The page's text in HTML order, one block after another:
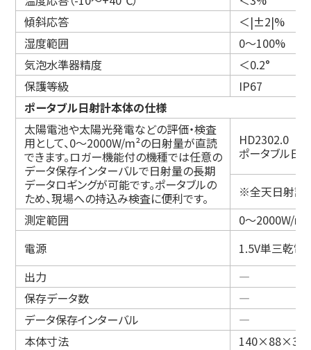
傾斜応答
＜|±2|%
湿度範囲
0～100%
気泡水準器精度
＜0.2°
保護等級
IP67
ポータブル日射計本体の仕様
太陽電池や太陽光発電などの評価・検査
用として、0～2000W/m²の日射量が直読
できます。ロガー機能付の機種では任意の
データ保存インターバルで日射量の長期
データロギングが可能です。ポータブルの
ため、現場への持込み検査に便利です。
HD2302.0
ポータブル日
※全天日射計
測定範囲
0～2000W/m²
電源
1.5V単三乾
出力
―
保存データ数
―
データ保存インターバル
―
本体寸法